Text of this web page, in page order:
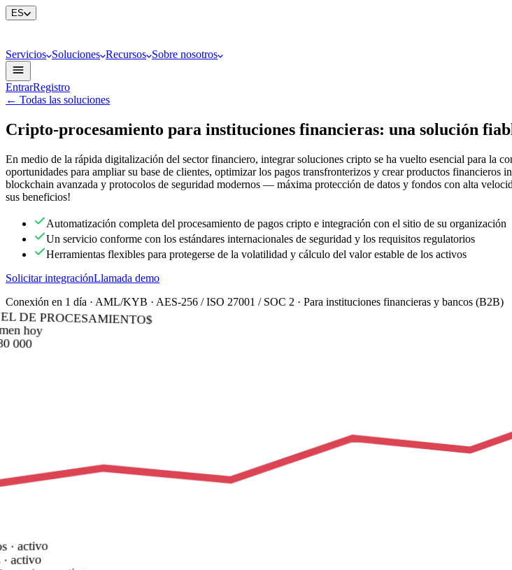
ES
Servicios Soluciones Recursos Sobre nosotros
EntrarRegistro
← Todas las soluciones
Cripto-procesamiento para instituciones financieras: una solución
En medio de la rápida digitalización del sector financiero, integrar soluciones cripto se ha vuelto esencial para la
oportunidades para ampliar su base de clientes, optimizar los pagos transfronterizos y crear productos
blockchain avanzada y protocolos de seguridad modernos — máxima protección de datos y fondos con alta
sus beneficios!
Automatización completa del procesamiento de pagos cripto e integración con el sitio de su organización
Un servicio conforme con los estándares internacionales de seguridad y los requisitos regulatorios
Herramientas flexibles para protegerse de la volatilidad y cálculo del valor estable de los activos
Solicitar integraciónLlamada demo
Conexión en 1 día · AML/KYB · AES-256 / ISO 27001 / SOC 2 · Para instituciones financieras y bancos (B2B)
DE PROCESAMIENTO$
hoy
000
· activo
· activo